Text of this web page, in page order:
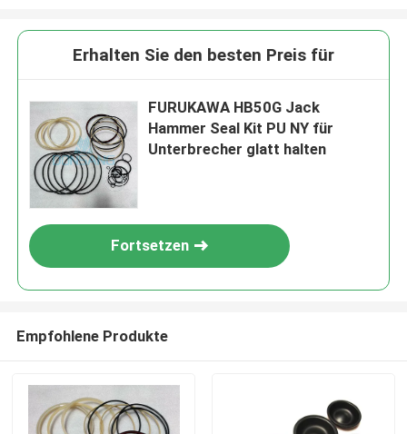
Erhalten Sie den besten Preis für
FURUKAWA HB50G Jack
Hammer Seal Kit PU NY für
Unterbrecher glatt halten
Fortsetzen
Empfohlene Produkte